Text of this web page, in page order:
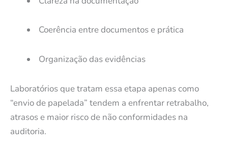
Coerência entre documentos e prática
Organização das evidências
Laboratórios que tratam essa etapa apenas como
“envio de papelada” tendem a enfrentar retrabalho,
atrasos e maior risco de não conformidades na
auditoria.